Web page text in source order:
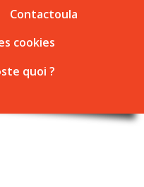
Contactoula
cookies
quoi ?